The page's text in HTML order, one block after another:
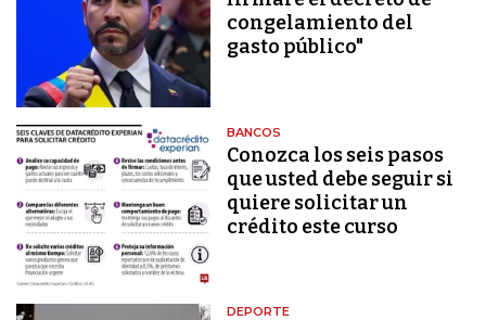
congelamiento del
gasto público"
BANCOS
Conozca los seis pasos
que usted debe seguir si
quiere solicitar un
crédito este curso
DEPORTE